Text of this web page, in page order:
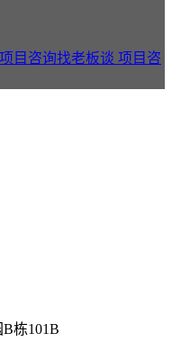
项目咨
栋101B